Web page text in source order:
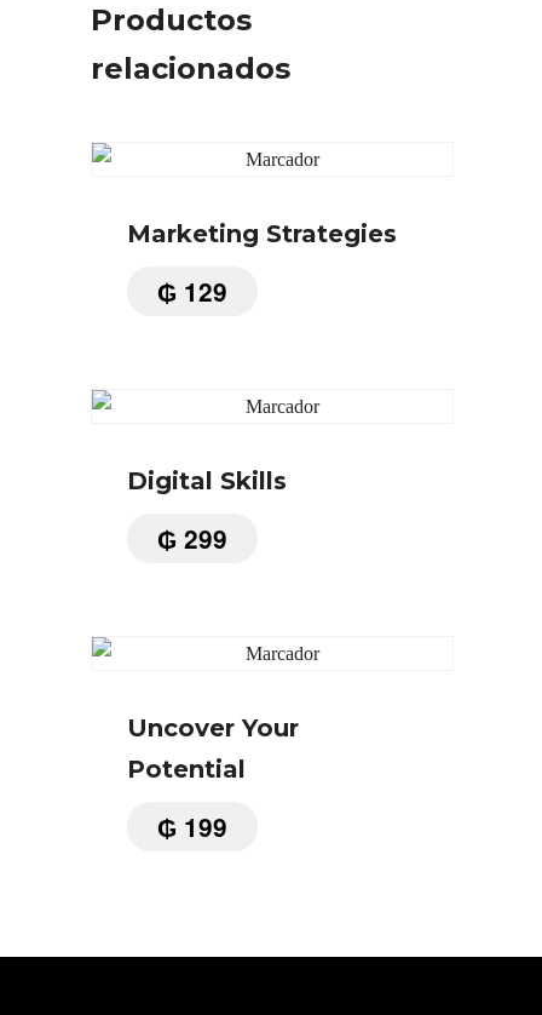
Productos
relacionados
Marketing Strategies
₲ 129
Digital Skills
₲ 299
Uncover Your
Potential
₲ 199